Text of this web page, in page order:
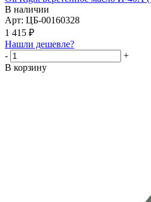
В наличии
Арт: ЦБ-00160328
1 415 ₽
Нашли дешевле?
-
+
В корзину